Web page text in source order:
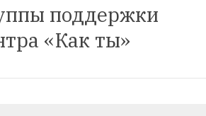
поддержки
«Как ты»